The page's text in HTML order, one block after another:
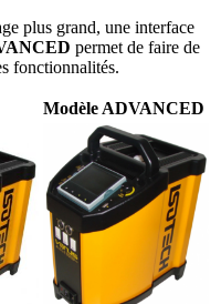
plus grand, une interface
permet de faire de
fonctionnalités.
Modèle ADVANCED